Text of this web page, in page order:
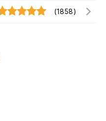
(1858)